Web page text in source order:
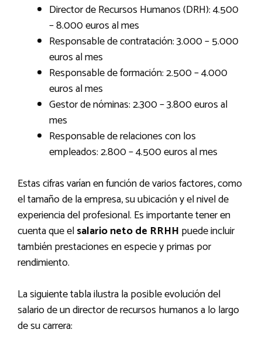
Director de Recursos Humanos (DRH): 4.500
– 8.000 euros al mes
Responsable de contratación: 3.000 – 5.000
euros al mes
Responsable de formación: 2.500 – 4.000
euros al mes
Gestor de nóminas: 2.300 – 3.800 euros al
mes
Responsable de relaciones con los
empleados: 2.800 – 4.500 euros al mes
Estas cifras varían en función de varios factores, como
el tamaño de la empresa, su ubicación y el nivel de
experiencia del profesional. Es importante tener en
cuenta que elsalario neto de RRHH puede incluir
también prestaciones en especie y primas por
rendimiento.
La siguiente tabla ilustra la posible evolución del
salario de un director de recursos humanos a lo largo
de su carrera: